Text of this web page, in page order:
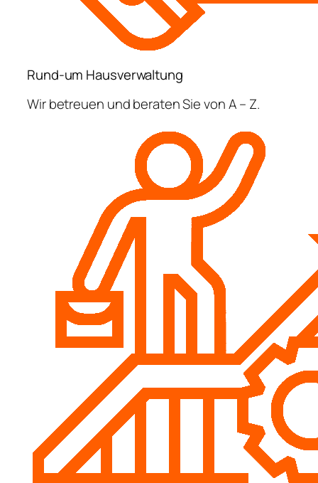
Rund-um Hausverwaltung
Wir betreuen und beraten Sie von A – Z.